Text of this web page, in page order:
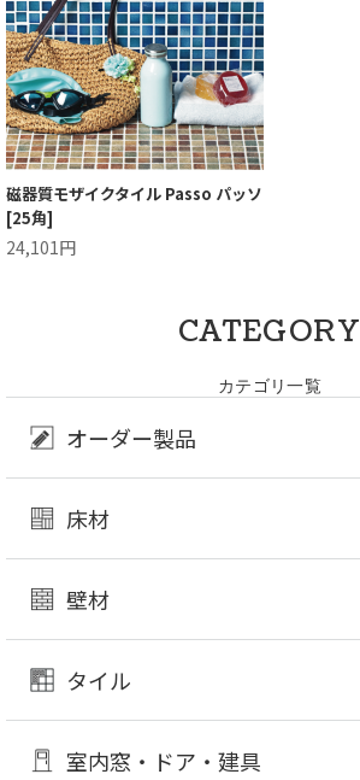
磁器質モザイクタイル Passo パッソ
[25角]
24,101円
CATEGORY
カテゴリ一覧
オーダー製品
床材
壁材
タイル
室内窓・ドア・建具